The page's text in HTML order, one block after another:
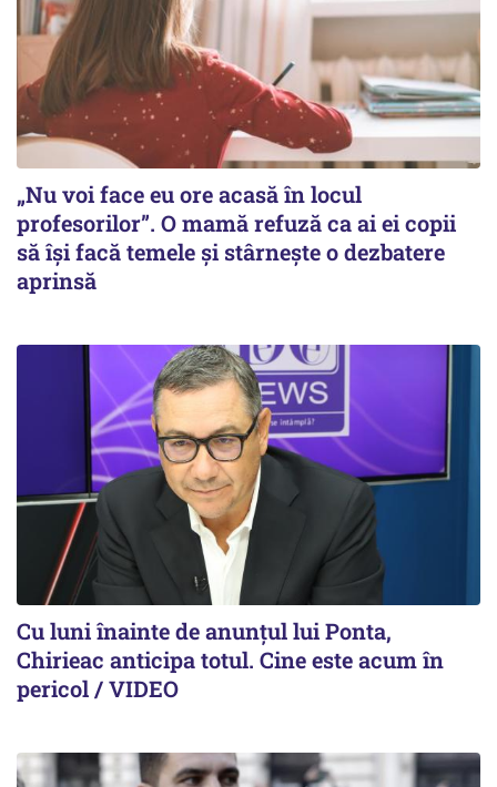
„Nu voi face eu ore acasă în locul
profesorilor”. O mamă refuză ca ai ei copii
să își facă temele și stârnește o dezbatere
aprinsă
Cu luni înainte de anunțul lui Ponta,
Chirieac anticipa totul. Cine este acum în
pericol / VIDEO